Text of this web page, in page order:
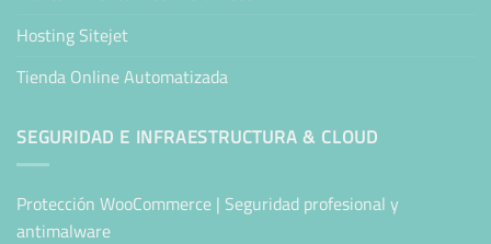
Hosting Sitejet
Tienda Online Automatizada
SEGURIDAD E INFRAESTRUCTURA & CLOUD
Protección WooCommerce | Seguridad profesional y
antimalware